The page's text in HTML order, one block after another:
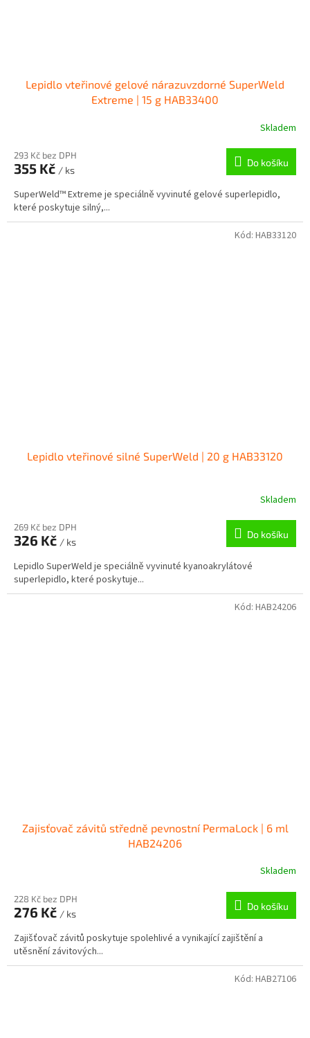
Lepidlo vteřinové gelové nárazuvzdorné SuperWeld
Extreme | 15 g HAB33400
Skladem
293 Kč bez DPH
355 Kč / ks
Do košíku
SuperWeld™ Extreme je speciálně vyvinuté gelové superlepidlo,
které poskytuje silný,...
Lepidlo vteřinové silné SuperWeld | 20 g HAB33120
Skladem
269 Kč bez DPH
326 Kč / ks
Do košíku
Lepidlo SuperWeld je speciálně vyvinuté kyanoakrylátové
superlepidlo, které poskytuje...
Kód: HAB33120
Zajisťovač závitů středně pevnostní PermaLock | 6 ml
HAB24206
Skladem
228 Kč bez DPH
276 Kč / ks
Do košíku
Zajišťovač závitů poskytuje spolehlivé a vynikající zajištění a
utěsnění závitových...
Kód: HAB24206
Kód: HAB27106